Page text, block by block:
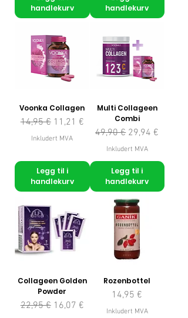
handlekurv
handlekurv
Voonka Collagen
Vanlig pris
14,95 € Salgspris
11,21 €
Inkludert MVA
Legg til i
handlekurv
Multi Collageen
Combi
Vanlig pris
49,90 € Salgspris
29,94 €
Inkludert MVA
Legg til i
handlekurv
Collageen Golden
Powder
Vanlig pris
22,95 € Salgspris
16,07 €
Rozenbottel
Pris
14,95 €
Inkludert MVA